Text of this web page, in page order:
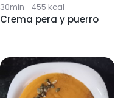
30min · 455 kcal
Crema pera y puerro